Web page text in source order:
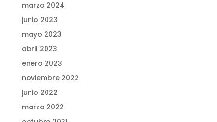
marzo 2024
junio 2023
mayo 2023
abril 2023
enero 2023
noviembre 2022
junio 2022
marzo 2022